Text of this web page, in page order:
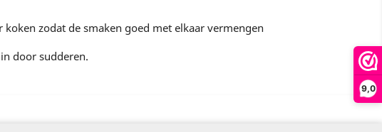
9,0
zodat de smaken goed met elkaar vermengen
door sudderen.